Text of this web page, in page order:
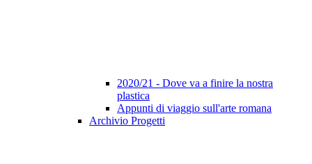
2020/21 - Dove va a finire la nostra
plastica
Appunti di viaggio sull'arte romana
Archivio Progetti